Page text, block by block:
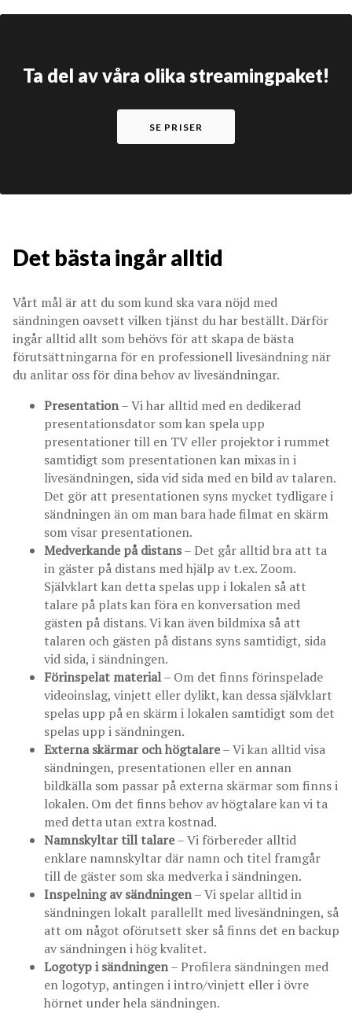
Ta del av våra olika streamingpaket!
SE PRISER
Det bästa ingår alltid
Vårt mål är att du som kund ska vara nöjd med
sändningen oavsett vilken tjänst du har beställt. Därför
ingår alltid allt som behövs för att skapa de bästa
förutsättningarna för en professionell livesändning när
du anlitar oss för dina behov av livesändningar.
Presentation– Vi har alltid med en dedikerad
presentationsdator som kan spela upp
presentationer till en TV eller projektor i rummet
samtidigt som presentationen kan mixas in i
livesändningen, sida vid sida med en bild av talaren.
Det gör att presentationen syns mycket tydligare i
sändningen än om man bara hade filmat en skärm
som visar presentationen.
Medverkande på distans– Det går alltid bra att ta
in gäster på distans med hjälp av t.ex. Zoom.
Självklart kan detta spelas upp i lokalen så att
talare på plats kan föra en konversation med
gästen på distans. Vi kan även bildmixa så att
talaren och gästen på distans syns samtidigt, sida
vid sida, i sändningen.
Förinspelat material– Om det finns förinspelade
videoinslag, vinjett eller dylikt, kan dessa självklart
spelas upp på en skärm i lokalen samtidigt som det
spelas upp i sändningen.
Externa skärmar och högtalare– Vi kan alltid visa
sändningen, presentationen eller en annan
bildkälla som passar på externa skärmar som finns i
lokalen. Om det finns behov av högtalare kan vi ta
med detta utan extra kostnad.
Namnskyltar till talare– Vi förbereder alltid
enklare namnskyltar där namn och titel framgår
till de gäster som ska medverka i sändningen.
Inspelning av sändningen– Vi spelar alltid in
sändningen lokalt parallellt med livesändningen, så
att om något oförutsett sker så finns det en backup
av sändningen i hög kvalitet.
Logotyp i sändningen– Profilera sändningen med
en logotyp, antingen i intro/vinjett eller i övre
hörnet under hela sändningen.